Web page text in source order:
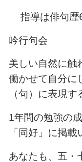
指導は俳句歴
吟行句会
美しい自然に触
働かせて自分に
（句）に表現す
1年間の勉強の
「同好」に掲載
あなたも、五・